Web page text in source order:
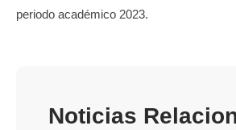
periodo académico 2023.
Noticias